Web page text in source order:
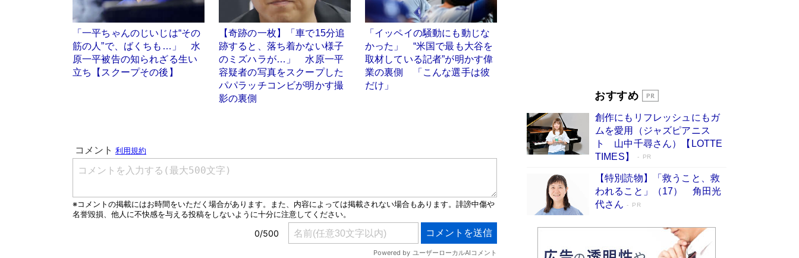
「一平ちゃんのじいじは“その
筋の人”で、ばくちも…」 水
原一平被告の知られざる生い
立ち【スクープその後】
【奇跡の一枚】「車で15分追
跡すると、落ち着かない様子
のミズハラが…」 水原一平
容疑者の写真をスクープした
パパラッチコンビが明かす撮
影の裏側
「イッペイの騒動にも動じな
かった」 “米国で最も大谷を
取材している記者”が明かす偉
業の裏側 「こんな選手は彼
だけ」
らも文庫化 映画化された直木賞受賞作もランク
皇室はなぜ世界から尊敬されているのか？ 「天
皇陛下はお元気でおられるか」がサウジ国王の第
一声になる理由
Book Bang
おすすめ
創作にもリフレッシュにもガ
ムを愛用（ジャズピアニス
ト 山中千尋さん）【LOTTE
TIMES】
PR
【特別読物】「救うこと、救
われること」（17） 角田光
代さん
PR